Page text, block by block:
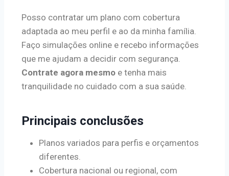
Posso contratar um plano com cobertura
adaptada ao meu perfil e ao da minha família.
Faço simulações online e recebo informações
que me ajudam a decidir com segurança.
Contrate agora mesmo e tenha mais
tranquilidade no cuidado com a sua saúde.
Principais conclusões
Planos variados para perfis e orçamentos
diferentes.
Cobertura nacional ou regional, com